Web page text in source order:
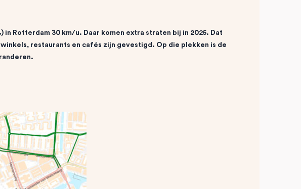
Rotterdam 30 km/u. Daar komen extra straten bij in 2025. Dat
restaurants en cafés zijn gevestigd. Op die plekken is de